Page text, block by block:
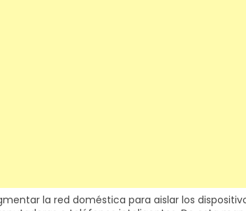
la red doméstica para aislar los